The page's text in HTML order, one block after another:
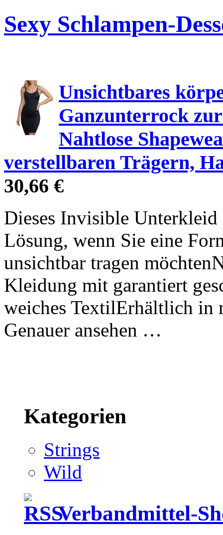
Sexy Schlampen-
Unsichtbares
Ganzunterrock
Nahtlose
verstellbaren Trägern,
30,66 €
Dieses Invisible
Lösung, wenn Sie eine
unsichtbar tragen
Kleidung mit garantiert
weiches TextilErhältlich in
Genauer ansehen …
Kategorien
Strings
Wild
Verbandmittel-